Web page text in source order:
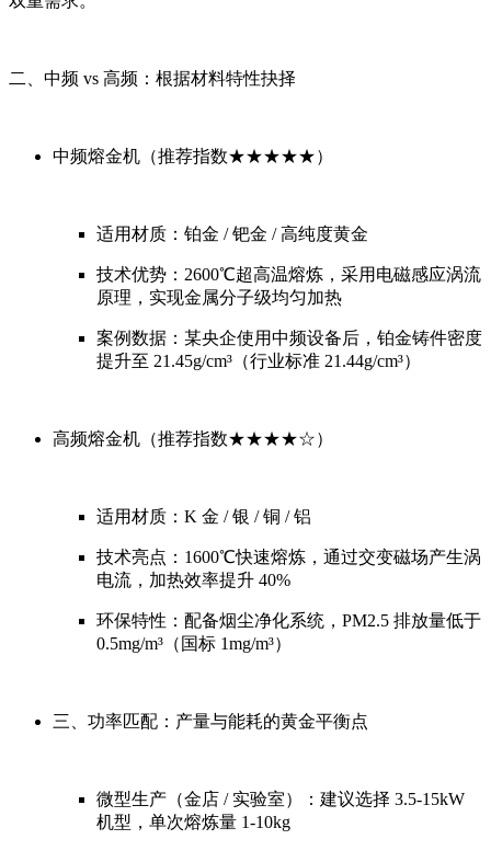
二、中频 vs 高频：根据材料特性抉择
中频熔金机（推荐指数★★★★★）
适用材质：铂金 / 钯金 / 高纯度黄金
技术优势：2600℃超高温熔炼，采用电磁感应涡流
原理，实现金属分子级均匀加热
案例数据：某央企使用中频设备后，铂金铸件密度
提升至 21.45g/cm³（行业标准 21.44g/cm³）
高频熔金机（推荐指数★★★★☆）
适用材质：K 金 / 银 / 铜 / 铝
技术亮点：1600℃快速熔炼，通过交变磁场产生涡
电流，加热效率提升 40%
环保特性：配备烟尘净化系统，PM2.5 排放量低于
0.5mg/m³（国标 1mg/m³）
三、功率匹配：产量与能耗的黄金平衡点
微型生产（金店 / 实验室）：建议选择 3.5-15kW
机型，单次熔炼量 1-10kg